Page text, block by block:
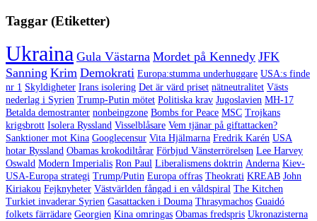
Taggar (Etiketter)
Ukraina Gula Västarna Mordet på Kennedy JFK
Sanning Krim Demokrati Europa:stumma underhuggare USA:s finde
nr 1 Skyldigheter Irans isolering Det är värd priset nätneutralitet Västs
nederlag i Syrien Trump-Putin mötet Politiska krav Jugoslavien MH-17
Betalda demostranter nonbeingzone Bombs for Peace MSC Trojkans
krigsbrott Isolera Ryssland Visselblåsare Vem tjänar på giftattacken?
Sanktioner mot Kina Googlecensur Vita Hjälmarna Fredrik Karén USA
hotar Ryssland Obamas krokodiltårar Förbjud Vänsterrörelsen Lee Harvey
Oswald Modern Imperialis Ron Paul Liberalismens doktrin Anderna Kiev-
USA-Europa strategi Trump/Putin Europa offras Theokrati KREAB John
Kiriakou Fejknyheter Västvärlden fångad i en våldspiral The Kitchen
Turkiet invaderar Syrien Gasattacken i Douma Thrasymachos Guaidó
folkets färrädare Georgien Kina omringas Obamas fredspris Ukronazisterna